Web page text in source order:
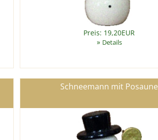
Preis: 19,20EUR
» Details
Schneemann mit Posaune